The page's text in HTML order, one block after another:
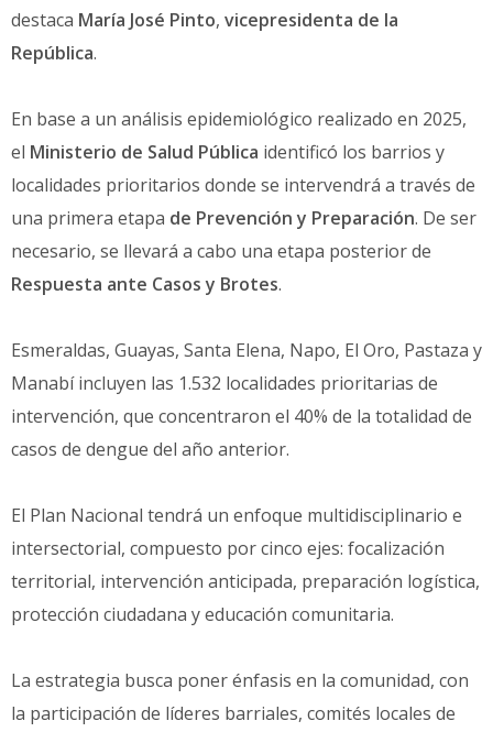
destaca María José Pinto, vicepresidenta de la
República.
En base a un análisis epidemiológico realizado en 2025,
el Ministerio de Salud Pública identificó los barrios y
localidades prioritarios donde se intervendrá a través de
una primera etapa de Prevención y Preparación. De ser
necesario, se llevará a cabo una etapa posterior de
Respuesta ante Casos y Brotes.
Esmeraldas, Guayas, Santa Elena, Napo, El Oro, Pastaza y
Manabí incluyen las 1.532 localidades prioritarias de
intervención, que concentraron el 40% de la totalidad de
casos de dengue del año anterior.
El Plan Nacional tendrá un enfoque multidisciplinario e
intersectorial, compuesto por cinco ejes: focalización
territorial, intervención anticipada, preparación logística,
protección ciudadana y educación comunitaria.
La estrategia busca poner énfasis en la comunidad, con
la participación de líderes barriales, comités locales de